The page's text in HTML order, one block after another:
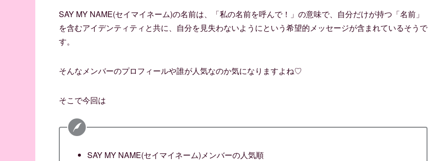
SAY MY NAME(セイマイネーム)の名前は、「私の名前を呼んで！」の意味で、自分だけが持つ「名前」
を含むアイデンティティと共に、自分を見失わないようにという希望的メッセージが含まれているそうで
す。
そんなメンバーのプロフィールや誰が人気なのか気になりますよね♡
そこで今回は
SAY MY NAME(セイマイネーム)メンバーの人気順